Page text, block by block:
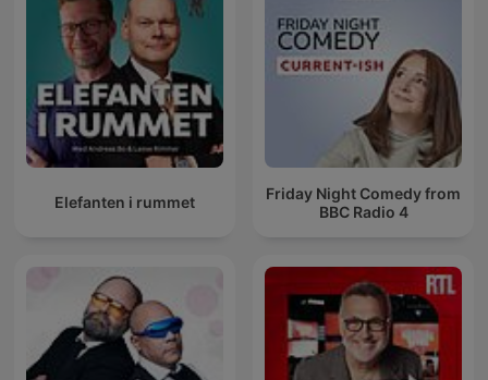
Elefanten i rummet
Friday Night Comedy from
BBC Radio 4